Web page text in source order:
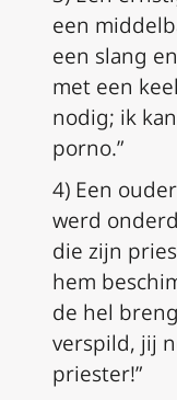
een
een slang
met een
nodig; ik
porno.”
4) Een
werd
die zijn
hem
de hel
verspild, jij
priester!”